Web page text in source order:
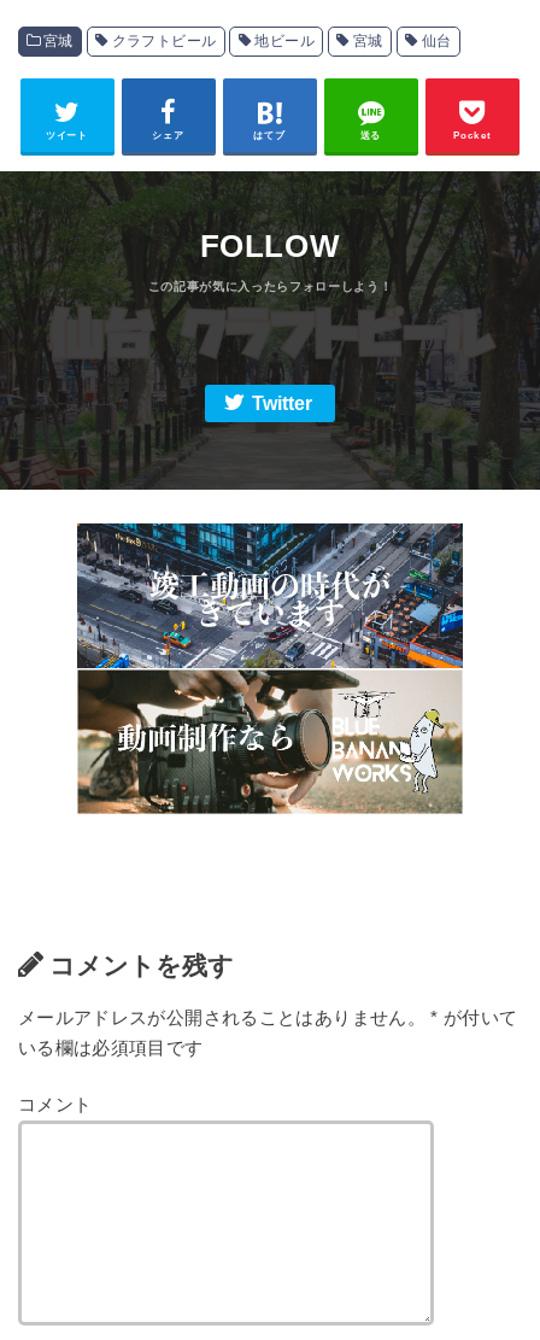
宮城 クラフトビール 地ビール 宮城 仙台
ツイート シェア はてブ 送る Pocket
FOLLOW
Twitter
コメントを残す
メールアドレスが公開されることはありません。 * が付いて
いる欄は必須項目です
コメント